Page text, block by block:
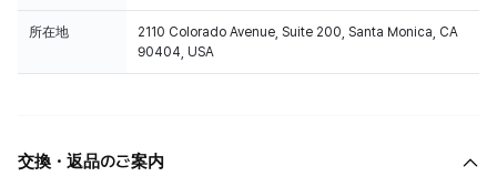
所在地
2110 Colorado Avenue, Suite 200, Santa Monica, CA
90404, USA
交換・返品のご案内